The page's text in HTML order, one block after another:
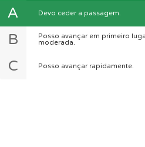
A Devo ceder a passagem.
B
Posso avançar em primeiro
moderada.
C Posso avançar rapidamente.